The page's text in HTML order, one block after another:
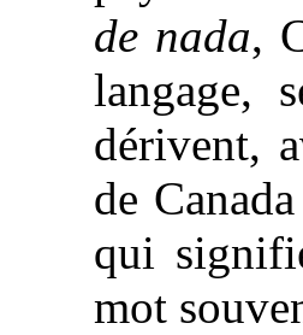
de nada,
langage,
dérivent,
de
qui
mot